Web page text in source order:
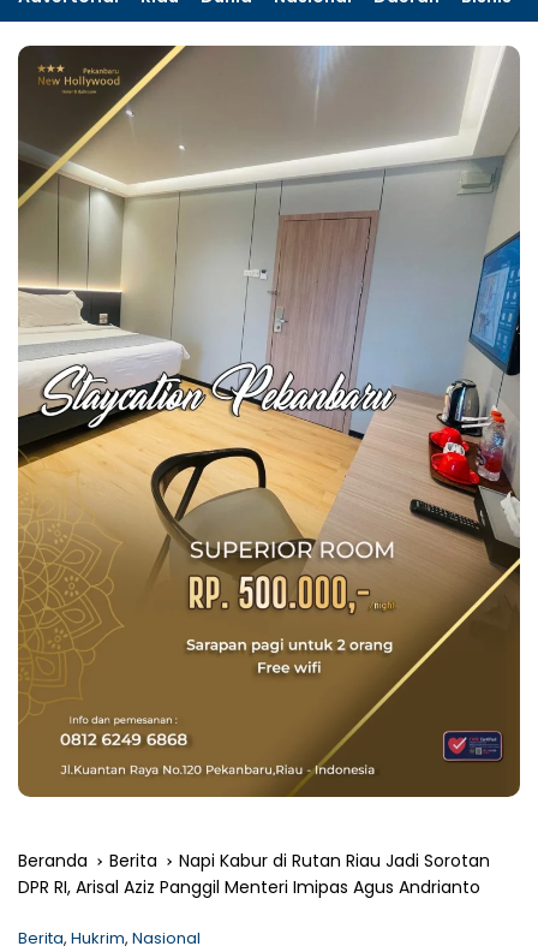
Beranda Berita
Napi Kabur di Rutan Riau Jadi Sorotan
DPR RI, Arisal Aziz Panggil Menteri Imipas Agus Andrianto
Berita, Hukrim, Nasional